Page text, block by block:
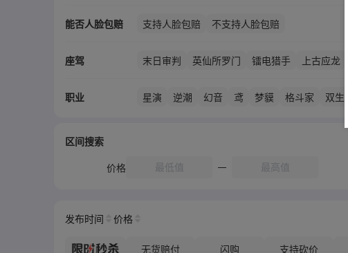
能否人脸包赔 支持人脸包赔 不支持人脸包赔
座驾 末日审判 英仙所罗门 镭电猎手 上古应龙
职业 星演 逆潮 幻音 鸢 梦貘 格斗家 双生
区间搜索
价格
发布时间 价格
无货赔付 闪购 支持砍价